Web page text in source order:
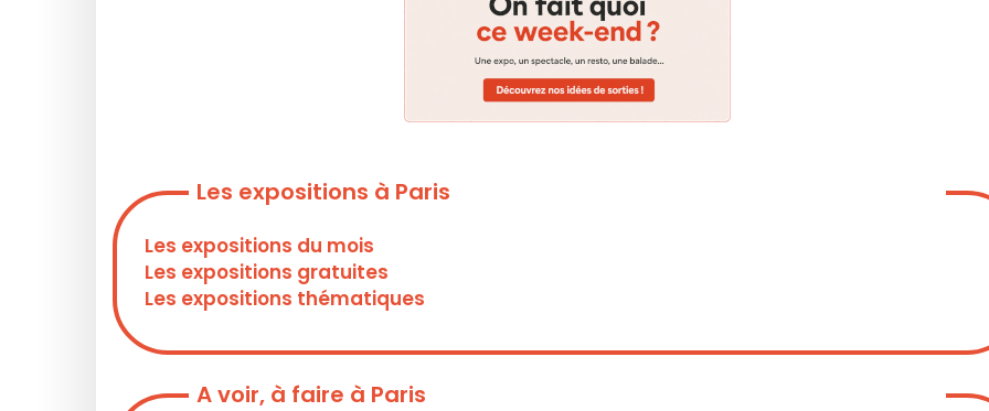
Les expositions à Paris
Les expositions du mois
Les expositions gratuites
Les expositions thématiques
A voir, à faire à Paris